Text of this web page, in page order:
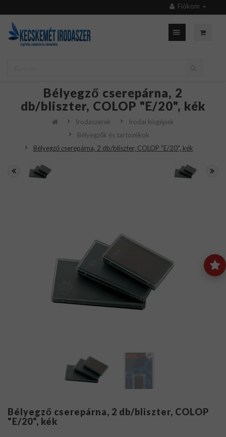
Fiókom
Bélyegző cserepárna, 2
db/bliszter, COLOP "E/20", kék
Irodaszerek
Irodai kisgépek
Bélyegzők és tartozékok
Bélyegző cserepárna, 2 db/bliszter, COLOP "E/20", kék
Bélyegző cserepárna, 2 db/bliszter, COLOP
"E/20", kék